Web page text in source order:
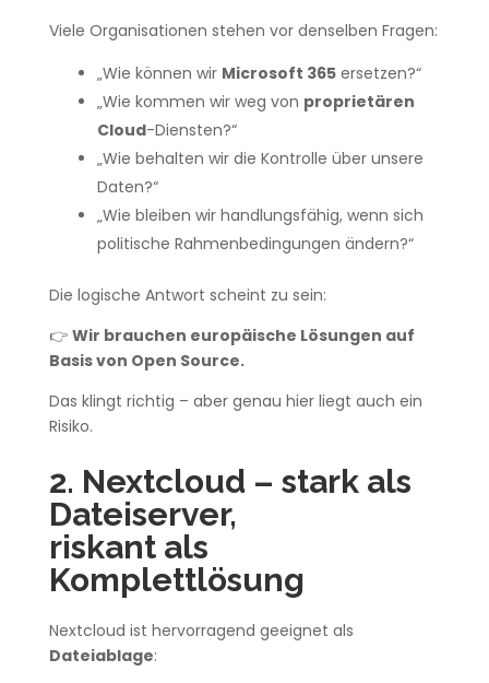
Viele Organisationen stehen vor denselben Fragen:
„Wie können wir Microsoft 365ersetzen?“
„Wie kommen wir weg von proprietären
Cloud-Diensten?“
„Wie behalten wir die Kontrolle über unsere
Daten?“
„Wie bleiben wir handlungsfähig, wenn sich
politische Rahmenbedingungen ändern?“
Die logische Antwort scheint zu sein:
👉 Wir brauchen europäische Lösungen auf
Basis von Open Source.
Das klingt richtig – aber genau hier liegt auch ein
Risiko.
2. Nextcloud – stark als
Dateiserver,
riskant als
Komplettlösung
Nextcloud ist hervorragend geeignet als
Dateiablage: